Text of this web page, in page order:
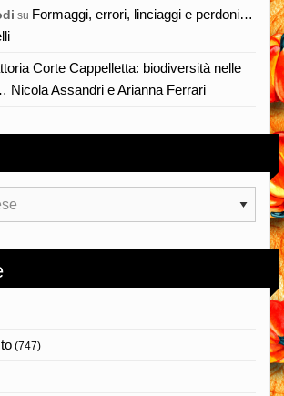
su Formaggi, errori, linciaggi e perdoni…
Corte Cappelletta: biodiversità nelle
Nicola Assandri e Arianna Ferrari
(747)